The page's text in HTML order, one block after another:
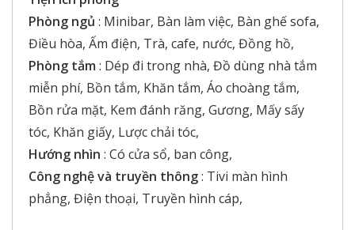
Phòng ngủ : Minibar, Bàn làm việc, Bàn ghế sofa,
Điều hòa, Ấm điện, Trà, cafe, nước, Đồng hồ,
Phòng tắm : Dép đi trong nhà, Đồ dùng nhà tắm
miễn phí, Bồn tắm, Khăn tắm, Áo choàng tắm,
Bồn rửa mặt, Kem đánh răng, Gương, Mấy sấy
tóc, Khăn giấy, Lược chải tóc,
Hướng nhìn : Có cửa sổ, ban công,
Công nghệ và truyền thông: Tivi màn hình
phẳng, Điện thoại, Truyền hình cáp,